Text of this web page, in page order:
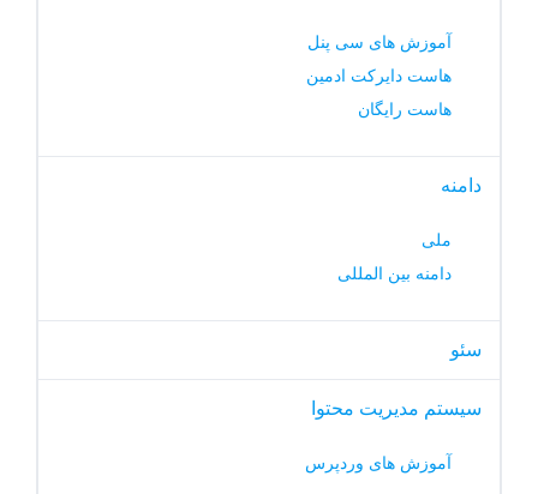
آموزش های سی پنل
هاست دایرکت ادمین
هاست رایگان
دامنه
ملی
دامنه بین المللی
سئو
سیستم مدیریت محتوا
آموزش های وردپرس